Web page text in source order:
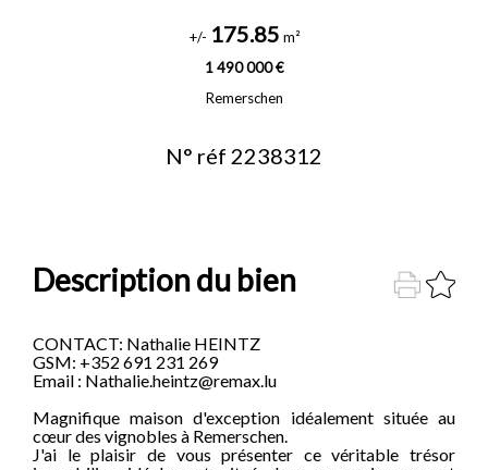
+/- 175.85 m²
1 490 000 €
Remerschen
N° réf 2238312
Description du bien
CONTACT: Nathalie HEINTZ
GSM: +352 691 231 269
Email : Nathalie.heintz@remax.lu
Magnifique maison d'exception idéalement située au
cœur des vignobles à Remerschen.
J'ai le plaisir de vous présenter ce véritable trésor